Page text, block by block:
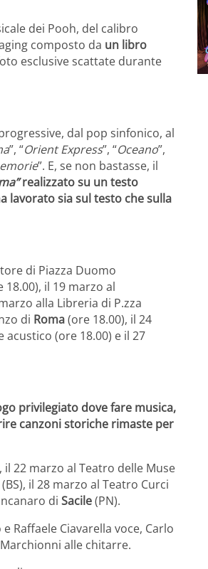
dei Pooh, del calibro
composto da un libro
esclusive scattate durante
dal pop sinfonico, al
”, “Orient Express”, “Oceano”,
”. E, se non bastasse, il
realizzato su un testo
lavorato sia sul testo che sulla
di Piazza Duomo
18.00), il 19 marzo al
alla Libreria di P.zza
di Roma(ore 18.00), il 24
acustico (ore 18.00) e il 27
privilegiato dove fare musica,
canzoni storiche rimaste per
, il 22 marzo al Teatro delle Muse
(BS), il 28 marzo al Teatro Curci
di Sacile(PN).
Raffaele Ciavarella voce, Carlo
alle chitarre.